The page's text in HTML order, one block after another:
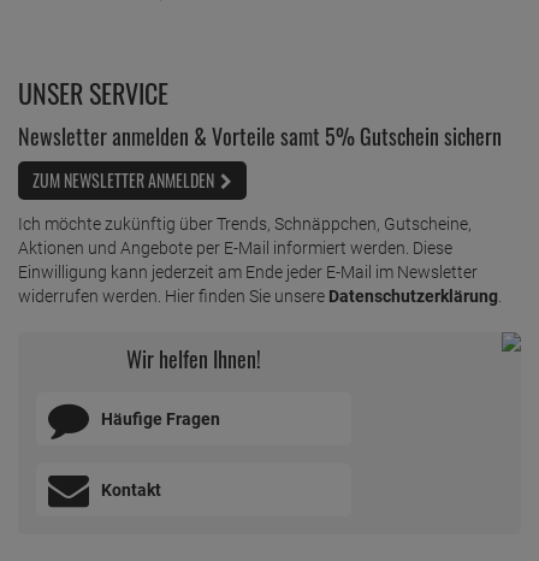
UNSER SERVICE
Newsletter anmelden & Vorteile samt 5% Gutschein sichern
ZUM NEWSLETTER ANMELDEN
Ich möchte zukünftig über Trends, Schnäppchen, Gutscheine,
Aktionen und Angebote per E-Mail informiert werden. Diese
Einwilligung kann jederzeit am Ende jeder E-Mail im Newsletter
widerrufen werden. Hier finden Sie unsere Datenschutzerklärung
Wir helfen Ihnen!
Häufige Fragen
Kontakt